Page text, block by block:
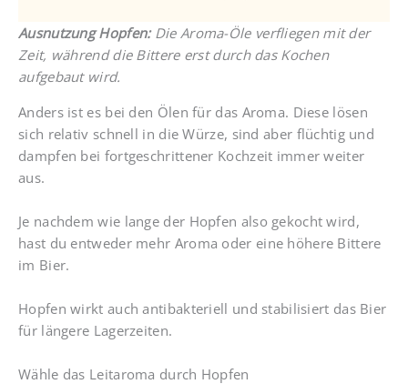
Ausnutzung Hopfen:Die Aroma-Öle verfliegen mit der
Zeit, während die Bittere erst durch das Kochen
aufgebaut wird.
Anders ist es bei den Ölen für das Aroma. Diese lösen
sich relativ schnell in die Würze, sind aber flüchtig und
dampfen bei fortgeschrittener Kochzeit immer weiter
aus.
Je nachdem wie lange der Hopfen also gekocht wird,
hast du entweder mehr Aroma oder eine höhere Bittere
im Bier.
Hopfen wirkt auch antibakteriell und stabilisiert das Bier
für längere Lagerzeiten.
Wähle das Leitaroma durch Hopfen